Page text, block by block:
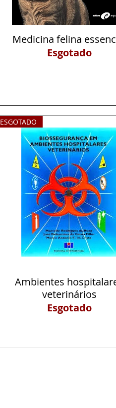
Visualização rápida
Medicina felina
Esgotado
Visualização rápida
ESGOTADO
Ambientes
veterinários
Esgotado